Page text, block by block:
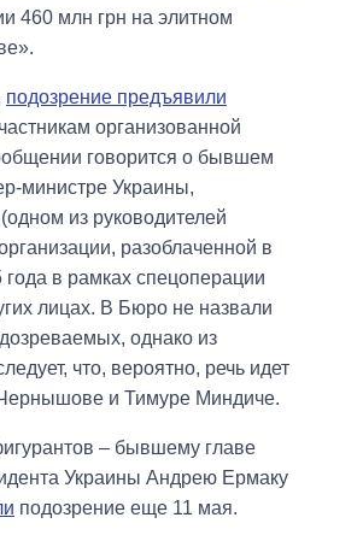
460 млн грн на элитном
подозрение предъявили
организованной
говорится о бывшем
министре Украины,
из руководителей
разоблаченной в
года в рамках спецоперации
лицах. В Бюро не назвали
однако из
что, вероятно, речь идет
и Тимуре Миндиче.
– бывшему главе
Украины Андрею Ермаку
подозрение еще 11 мая.